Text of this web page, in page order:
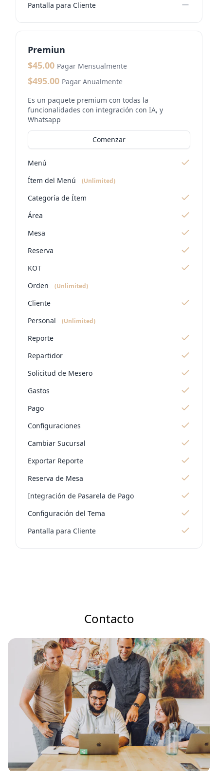
Pantalla para Cliente
Premiun
$45.00 Pagar Mensualmente
$495.00 Pagar Anualmente
Es un paquete premium con todas la
funcionalidades con integración con IA, y
Whatsapp
Comenzar
Menú
Ítem del Menú
(Unlimited)
Categoría de Ítem
Área
Mesa
Reserva
KOT
Orden
(Unlimited)
Cliente
Personal
(Unlimited)
Reporte
Repartidor
Solicitud de Mesero
Gastos
Pago
Configuraciones
Cambiar Sucursal
Exportar Reporte
Reserva de Mesa
Integración de Pasarela de Pago
Configuración del Tema
Pantalla para Cliente
Contacto